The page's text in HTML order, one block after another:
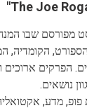
מפורסם שבו
הקומדיה,
הפרקים ארוכים
נושאים.
פופ, מדע,